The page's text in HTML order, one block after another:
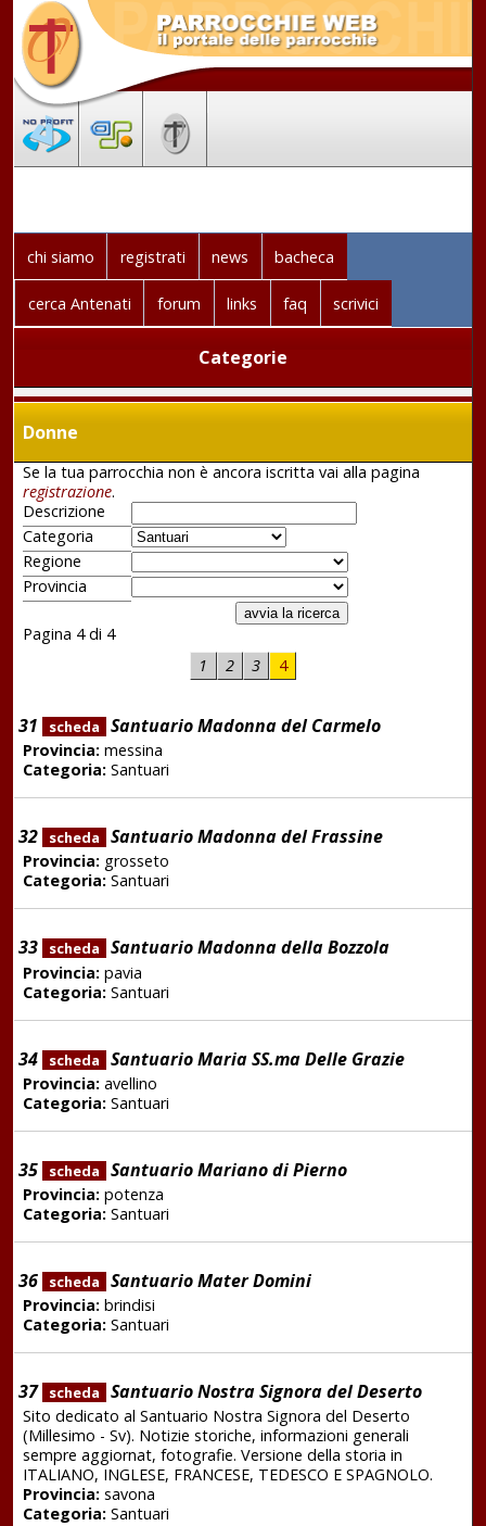
chi siamo registrati news bacheca
cerca Antenati forum links faq scrivici
Categorie
Donne
Se la tua parrocchia non è ancora iscritta vai alla pagina
registrazione.
Descrizione
Categoria
Regione
Provincia
Pagina 4 di 4
1
2 3 4
31 scheda Santuario Madonna del Carmelo
Provincia:messina
Categoria:Santuari
32 scheda Santuario Madonna del Frassine
Provincia:grosseto
Categoria:Santuari
33 scheda Santuario Madonna della Bozzola
Provincia:pavia
Categoria:Santuari
34 scheda Santuario Maria SS.ma Delle Grazie
Provincia:avellino
Categoria:Santuari
35 scheda Santuario Mariano di Pierno
Provincia:potenza
Categoria:Santuari
36 scheda Santuario Mater Domini
Provincia:brindisi
Categoria:Santuari
37 scheda Santuario Nostra Signora del Deserto
Sito dedicato al Santuario Nostra Signora del Deserto
(Millesimo - Sv). Notizie storiche, informazioni generali
sempre aggiornat, fotografie. Versione della storia in
ITALIANO, INGLESE, FRANCESE, TEDESCO E SPAGNOLO.
Provincia:savona
Categoria:Santuari